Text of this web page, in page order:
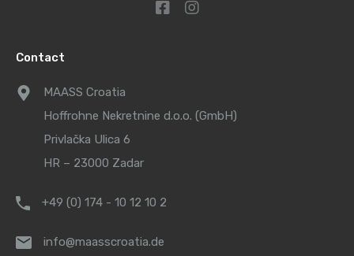
Contact
MAASS Croatia
Hoffrohne Nekretnine d.o.o. (GmbH)
Privlačka Ulica 6
HR – 23000 Zadar
+49 (0) 174 - 10 12 10 2
info@maasscroatia.de